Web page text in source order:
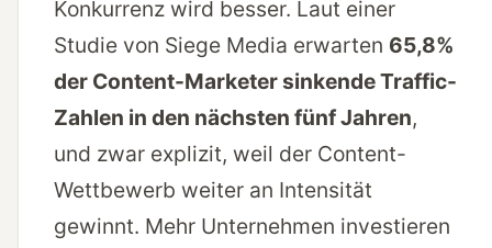
Konkurrenz wird besser. Laut einer
Studie von Siege Media erwarten 65,8%
der Content-Marketer sinkende Traffic-
Zahlen in den nächsten fünf Jahren,
und zwar explizit, weil der Content-
Wettbewerb weiter an Intensität
gewinnt. Mehr Unternehmen investieren